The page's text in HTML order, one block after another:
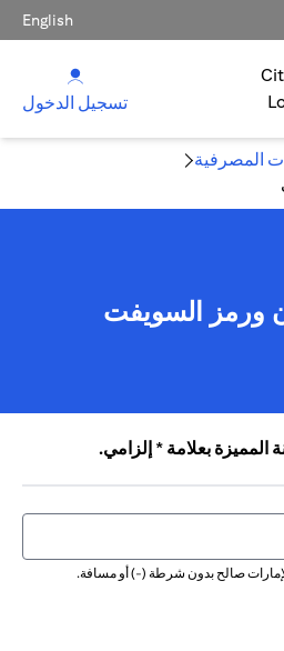
English
تسجيل الدخول
المصرفية
ورمز السويفت
المميزة بعلامة * إلزامي.
صالح بدون شرطة (-) أو مسافة.